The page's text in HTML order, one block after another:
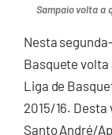
Sampaio volta a
Nesta
Basquete volta
Liga de
2015/16.
Santo André/